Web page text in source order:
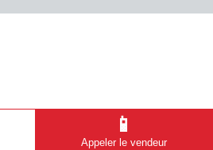
📱
Appeler le vendeur